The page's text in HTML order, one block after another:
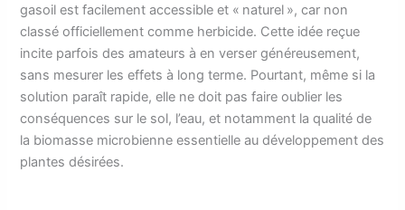
gasoil est facilement accessible et « naturel », car non
classé officiellement comme herbicide. Cette idée reçue
incite parfois des amateurs à en verser généreusement,
sans mesurer les effets à long terme. Pourtant, même si la
solution paraît rapide, elle ne doit pas faire oublier les
conséquences sur le sol, l’eau, et notamment la qualité de
la biomasse microbienne essentielle au développement des
plantes désirées.